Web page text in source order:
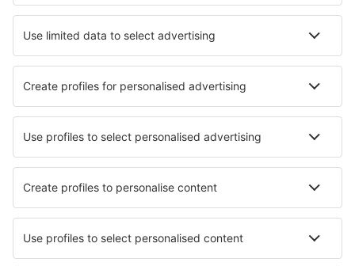
Află mai multe
Companii aeriene
Wizz Air
Ryanair
Lufthansa
Despre eSky